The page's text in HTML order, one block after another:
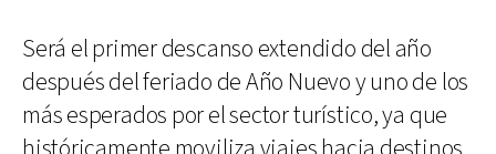
Será el primer descanso extendido del año
después del feriado de Año Nuevo y uno de los
más esperados por el sector turístico, ya que